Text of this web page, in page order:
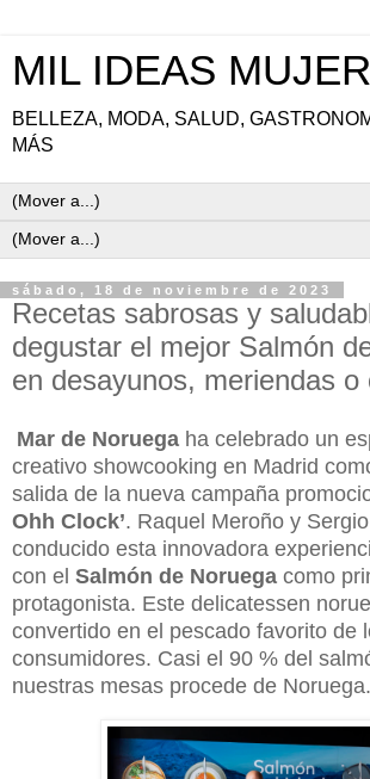
MIL IDEAS MUJER
BELLEZA, MODA, SALUD,
MÁS
sábado, 18 de noviembre de 2023
Recetas sabrosas y
degustar el mejor Salmón
en desayunos, meriendas o
Mar de Noruega ha celebrado un
creativo showcooking en Madrid
salida de la nueva campaña
Ohh Clock’. Raquel Meroño y
conducido esta innovadora
con el Salmón de Noruega como
protagonista. Este delicatessen
convertido en el pescado favorito de
consumidores. Casi el 90 % del
nuestras mesas procede de Noruega.